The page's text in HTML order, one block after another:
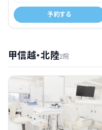
予約する
甲信越・北陸2院